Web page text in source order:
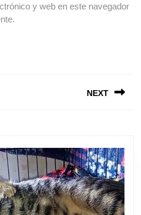
y web en este navegador
NEXT